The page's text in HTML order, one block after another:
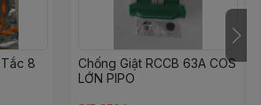
8
Chống Giật RCCB 63A COS
LỚN PIPO